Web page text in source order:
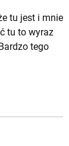
tu jest i mnie
tu to wyraz
tego